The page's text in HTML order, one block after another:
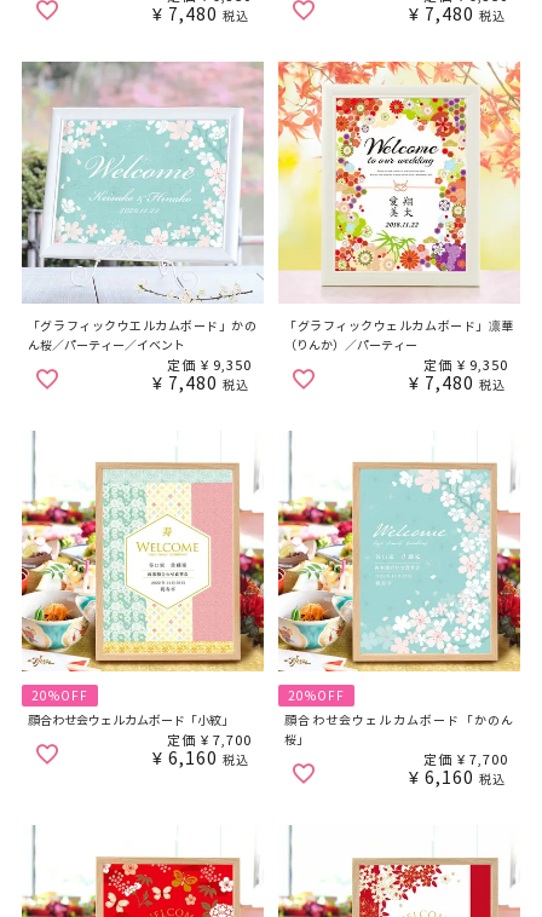
¥ 7,480 税込 ¥ 7,480 税込
「グラフィックウエルカムボード」かの
ん桜／パーティー／イベント
定価 ¥ 9,350
¥ 7,480 税込
「グラフィックウェルカムボード」凛華
（りんか）／パーティー
定価 ¥ 9,350
¥ 7,480 税込
20%OFF
顔合わせ会ウェルカムボード「小紋」
定価 ¥ 7,700
¥ 6,160 税込
20%OFF
顔合わせ会ウェルカムボード「かのん
桜」
定価 ¥ 7,700
¥ 6,160 税込